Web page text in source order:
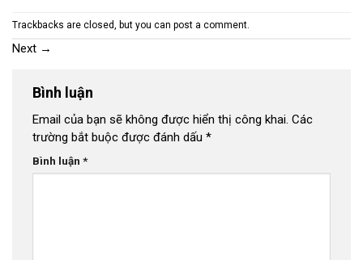
Trackbacks are closed, but you can post a comment.
Next →
Bình luận
Email của bạn sẽ không được hiển thị công khai. Các
trường bắt buộc được đánh dấu *
Bình luận *